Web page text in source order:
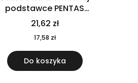
podstawce PENTAS
MO6282-40
21,62 zł
17,58 zł
Do koszyka